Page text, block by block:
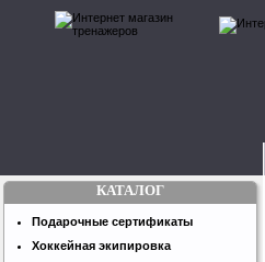
КАТАЛОГ
Подарочные сертификаты
Хоккейная экипировка